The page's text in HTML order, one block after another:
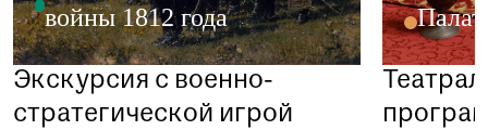
visitor@shm.ru
войны 1812 года
Экскурсия с военно-
стратегической игрой